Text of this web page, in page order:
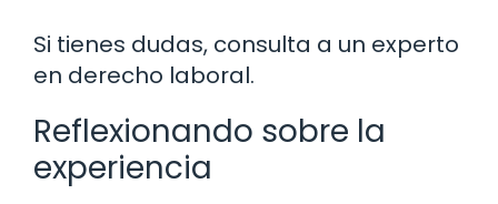
Si tienes dudas, consulta a un experto
en derecho laboral.
Reflexionando sobre la
experiencia